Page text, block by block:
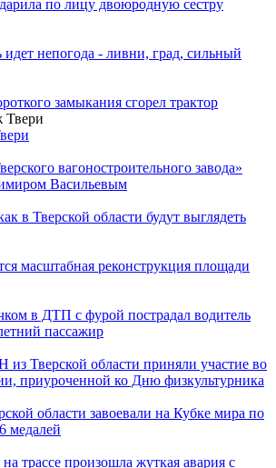
по лицу двоюродную сестру
непогода - ливни, град, сильный
замыкания сгорел трактор
вагоностроительного завода»
Васильевым
в Тверской области будут выглядеть
масштабная реконструкция площади
в ДТП с фурой пострадал водитель
пассажир
Тверской области приняли участие во
приуроченной ко Дню физкультурника
области завоевали на Кубке мира по
медалей
трассе произошла жуткая авария с